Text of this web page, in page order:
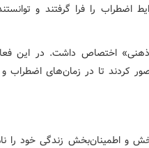
اضطراب را فرا گرفتند و
اختصاص داشت. در این
تا در زمان‌های اضطراب و
اطمینان‌بخش زندگی خود را نام